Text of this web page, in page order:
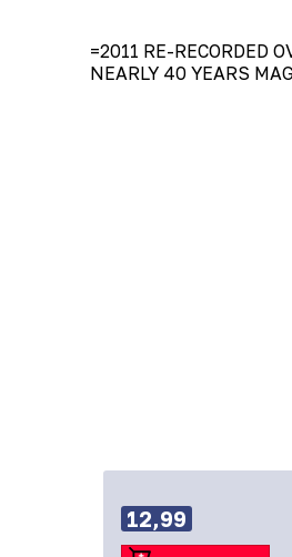
=2011 RE-RECORDED
NEARLY 40 YEARS
12,99